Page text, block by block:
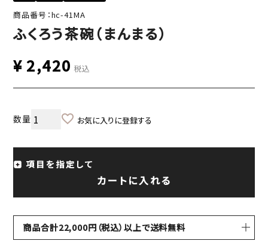
商品番号：hc-41MA
ふくろう茶碗（まんまる）
¥2,420 税込
お気に入りに登録する
項目を指定して
カートに入れる
商品合計22,000円（税込）以上で送料無料